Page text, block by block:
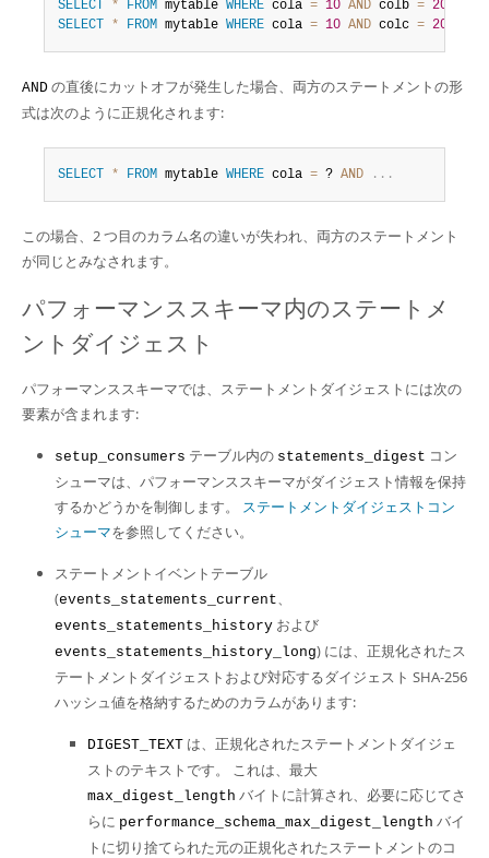
SELECT * FROM mytable WHERE cola = 10 AND colb = 20
SELECT
* FROM mytable WHERE cola = 10 AND colc = 20
AND の直後にカットオフが発生した場合、両方のステートメントの形
式は次のように正規化されます:
SELECT * FROM mytable WHERE cola = ? AND . . .
この場合、2 つ目のカラム名の違いが失われ、両方のステートメント
が同じとみなされます。
パフォーマンススキーマ内のステートメ
ントダイジェスト
パフォーマンススキーマでは、ステートメントダイジェストには次の
要素が含まれます:
setup_consumers テーブル内の statements_digest コン
シューマは、パフォーマンススキーマがダイジェスト情報を保持
するかどうかを制御します。 ステートメントダイジェストコン
シューマを参照してください。
ステートメントイベントテーブル
(events_statements_current、
events_statements_history および
events_statements_history_long) には、正規化されたス
テートメントダイジェストおよび対応するダイジェスト SHA-256
ハッシュ値を格納するためのカラムがあります:
DIGEST_TEXT は、正規化されたステートメントダイジェ
ストのテキストです。 これは、最大
max_digest_length バイトに計算され、必要に応じてさ
らに performance_schema_max_digest_length バイ
トに切り捨てられた元の正規化されたステートメントのコ